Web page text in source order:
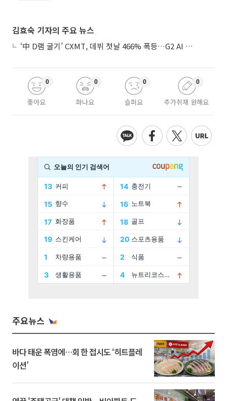
김효숙 기자의 주요 뉴스
‘中 D램 굴기’ CXMT, 데뷔 첫날 466% 폭등…G2 AI 패권 ‘쩐의 전쟁’
좋아요
0
화나요
0
슬퍼요
0
추가취재 원해요
0
주요뉴스
바다 태운 폭염에…회 한 접시도 ‘히트플레
이션’